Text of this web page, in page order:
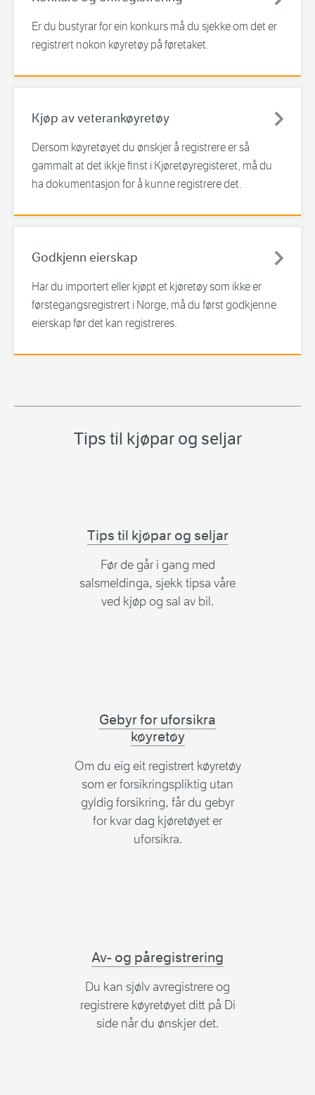
Er du bustyrar for ein konkurs må du sjekke om det er
registrert nokon køyretøy på føretaket.
Kjøp av veterankøyretøy
Dersom køyretøyet du ønskjer å registrere er så
gammalt at det ikkje finst i Kjøretøyregisteret, må du
ha dokumentasjon for å kunne registrere det.
Godkjenn eierskap
Har du importert eller kjøpt et kjøretøy som ikke er
førstegangsregistrert i Norge, må du først godkjenne
eierskap før det kan registreres.
Tips til kjøpar og seljar
Tips til kjøpar og seljar
Før de går i gang med
salsmeldinga, sjekk tipsa våre
ved kjøp og sal av bil.
Gebyr for uforsikra
køyretøy
Om du eig eit registrert køyretøy
som er forsikringspliktig utan
gyldig forsikring, får du gebyr
for kvar dag kjøretøyet er
uforsikra.
Av- og påregistrering
Du kan sjølv avregistrere og
registrere køyretøyet ditt på Di
side når du ønskjer det.